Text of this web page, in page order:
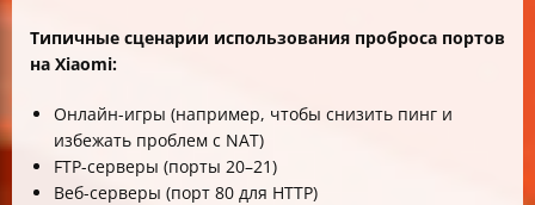
Типичные сценарии использования проброса портов
на Xiaomi:
Онлайн-игры (например, чтобы снизить пинг и
избежать проблем с NAT)
FTP-серверы (порты 20–21)
Веб-серверы (порт 80 для HTTP)